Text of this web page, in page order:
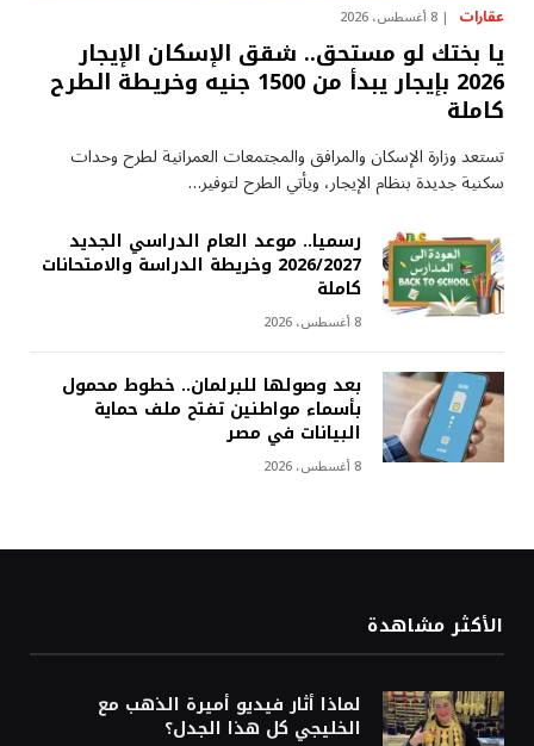
عقارات 8 أغسطس، 2026
يا بختك لو مستحق.. شقق الإسكان الإيجار
2026 بإيجار يبدأ من 1500 جنيه وخريطة الطرح
كاملة
تستعد وزارة الإسكان والمرافق والمجتمعات العمرانية لطرح وحدات
سكنية جديدة بنظام الإيجار، ويأتي الطرح لتوفير…
رسميا.. موعد العام الدراسي الجديد
2026/2027 وخريطة الدراسة والامتحانات
كاملة
8 أغسطس، 2026
بعد وصولها للبرلمان.. خطوط محمول
بأسماء مواطنين تفتح ملف حماية
البيانات في مصر
8 أغسطس، 2026
الأكثر مشاهدة
لماذا أثار فيديو أميرة الذهب مع
الخليجي كل هذا الجدل؟